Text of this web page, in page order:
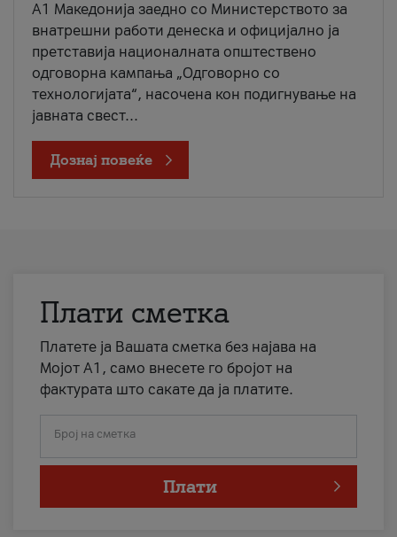
A1 Македонија заедно со Министерството за
внатрешни работи денеска и официјално ја
претставија националната општествено
одговорна кампања „Одговорно со
технологијата“, насочена кон подигнување на
јавната свест...
Дознај повеќе
Плати сметка
Платете ја Вашата сметка без најава на
Мојот А1, само внесете го бројот на
фактурата што сакате да ја платите.
Број на сметка
Плати